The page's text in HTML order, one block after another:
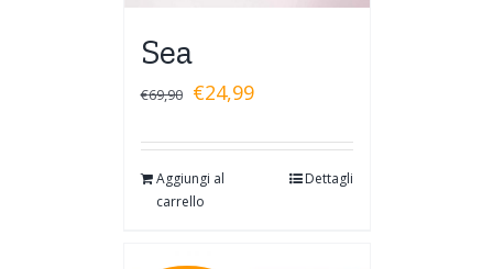
Sea
€69,90 €24,99
Aggiungi al
carrello
Dettagli